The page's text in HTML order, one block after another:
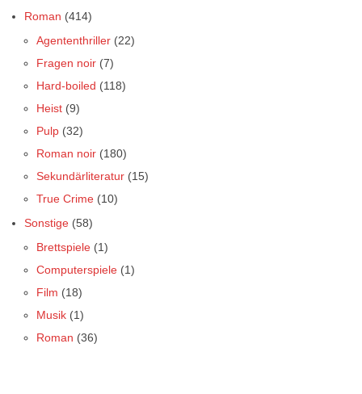
Roman (414)
Agententhriller (22)
Fragen noir (7)
Hard-boiled (118)
Heist (9)
Pulp (32)
Roman noir (180)
Sekundärliteratur (15)
True Crime (10)
Sonstige (58)
Brettspiele (1)
Computerspiele (1)
Film (18)
Musik (1)
Roman (36)